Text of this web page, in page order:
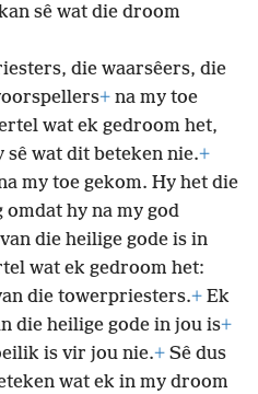
sê wat die droom
die waarsêers, die
+ na my toe
wat ek gedroom het,
wat dit beteken nie.+
my toe gekom. Hy het die
omdat hy na my god
die heilige gode is in
wat ek gedroom het:
die towerpriesters.+ Ek
die heilige gode in jou is+
is vir jou nie.+ Sê dus
wat ek in my droom